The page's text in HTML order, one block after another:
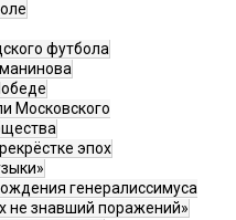
футбола
Московского
эпох
генералиссимуса
не знавший поражений»